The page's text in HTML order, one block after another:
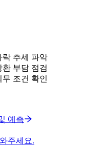
락 추세 파악
부담 점검
조건 확인
예측
주세요.